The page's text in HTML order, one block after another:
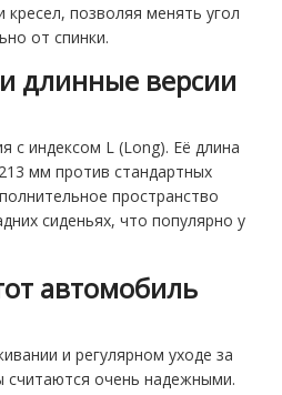
кресел, позволяя менять угол
от спинки.
длинные версии
с индексом L (Long). Её длина
мм против стандартных
пространство
сиденьях, что популярно у
автомобиль
и регулярном уходе за
считаются очень надежными.